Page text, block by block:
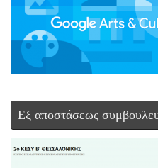
Εξ αποστάσεως